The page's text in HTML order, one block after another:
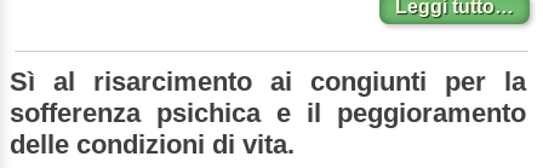
Leggi tutto…
Sì al risarcimento ai congiunti per la
sofferenza psichica e il peggioramento
delle condizioni di vita.